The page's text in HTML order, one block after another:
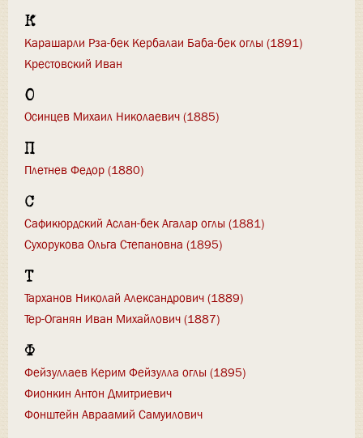
К
Карашарли Рза-бек Кербалаи Баба-бек оглы (1891)
Крестовский Иван
О
Осинцев Михаил Николаевич (1885)
П
Плетнев Федор (1880)
С
Сафикюрдский Аслан-бек Агалар оглы (1881)
Сухорукова Ольга Степановна (1895)
Т
Тарханов Николай Александрович (1889)
Тер-Оганян Иван Михайлович (1887)
Ф
Фейзуллаев Керим Фейзулла оглы (1895)
Фионкин Антон Дмитриевич
Фонштейн Авраамий Самуилович